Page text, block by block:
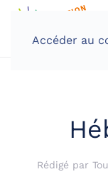
Accéder au
Rédigé par